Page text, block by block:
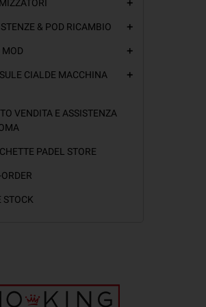
add
& POD RICAMBIO add
MOD add
CIALDE MACCHINA
add
VENDITA E ASSISTENZA
PADEL STORE
STOCK